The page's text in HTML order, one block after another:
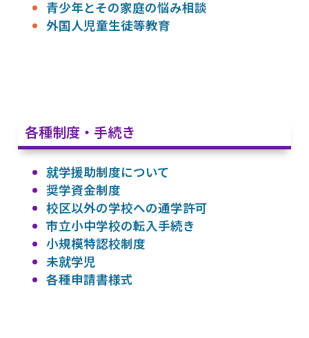
青少年とその家庭の悩み相談
外国人児童生徒等教育
各種制度・手続き
就学援助制度について
奨学資金制度
校区以外の学校への通学許可
市立小中学校の転入手続き
小規模特認校制度
未就学児
各種申請書様式